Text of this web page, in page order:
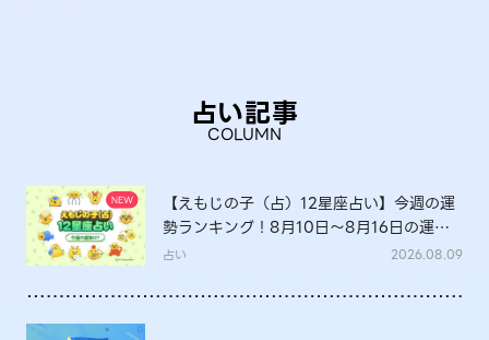
占い記事
COLUMN
【えもじの子（占）12星座占い】今週の運
勢ランキング！8月10日～8月16日の運勢
は？
占い 2026.08.09